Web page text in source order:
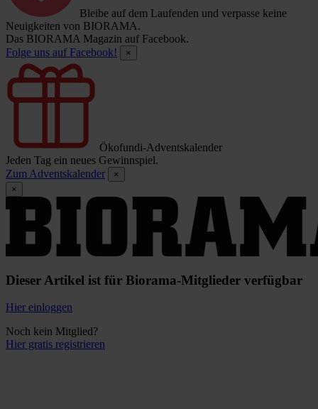
Bleibe auf dem Laufenden und verpasse keine
Neuigkeiten von BIORAMA.
Das BIORAMA Magazin auf Facebook.
Folge uns auf Facebook!
×
Ökofundi-Adventskalender
Jeden Tag ein neues Gewinnspiel.
Zum Adventskalender
×
×
Dieser Artikel ist für Biorama-Mitglieder verfügbar
Hier einloggen
Noch kein Mitglied?
Hier gratis registrieren